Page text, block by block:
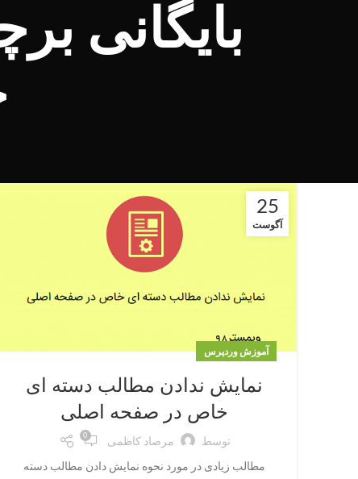
بایگانی
25
آگوست
آموزش وردپرس
نمایش ندادن مطالب دسته ای
خاص در صفحه اصلی
توسط مرصاد کاظمی 0
مطالب زیادی در مورد نحوه نمایش دادن مطالب دسته